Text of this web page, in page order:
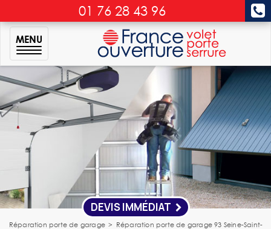
01 76 28 43 96
MENU
DEVIS IMMÉDIAT
Réparation porte de garage > Réparation porte de garage 93 Seine-Saint-